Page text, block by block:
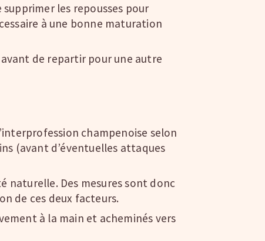
les repousses pour
à une bonne maturation
de repartir pour une autre
champenoise selon
(avant d’éventuelles attaques
naturelle. Des mesures sont donc
de ces deux facteurs.
à la main et acheminés vers